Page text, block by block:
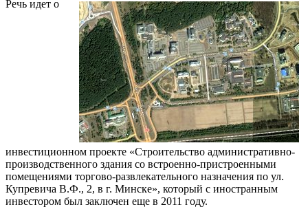
Речь идет о
инвестиционном проекте «Строительство административно-
производственного здания со встроенно-пристроенными
помещениями торгово-развлекательного назначения по ул.
Купревича В.Ф., 2, в г. Минске», который с иностранным
инвестором был заключен еще в 2011 году.